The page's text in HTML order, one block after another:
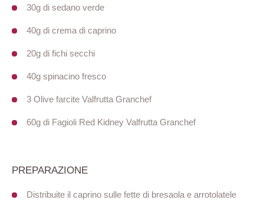
30g di sedano verde
40g di crema di caprino
20g di fichi secchi
40g spinacino fresco
3 Olive farcite Valfrutta Granchef
60g di Fagioli Red Kidney Valfrutta Granchef
PREPARAZIONE
Distribuite il caprino sulle fette di bresaola e arrotolatele